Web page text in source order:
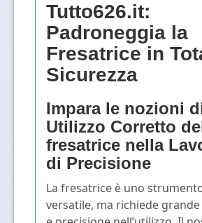
Tutto626.it:
Padroneggia la
Fresatrice in
Sicurezza
Impara le nozioni
Utilizzo Corretto
fresatrice nella
di Precisione
La fresatrice è uno
versatile, ma richiede